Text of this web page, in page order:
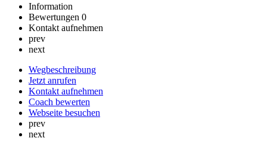
Information
Bewertungen 0
Kontakt aufnehmen
prev
next
Wegbeschreibung
Jetzt anrufen
Kontakt aufnehmen
Coach bewerten
Webseite besuchen
prev
next